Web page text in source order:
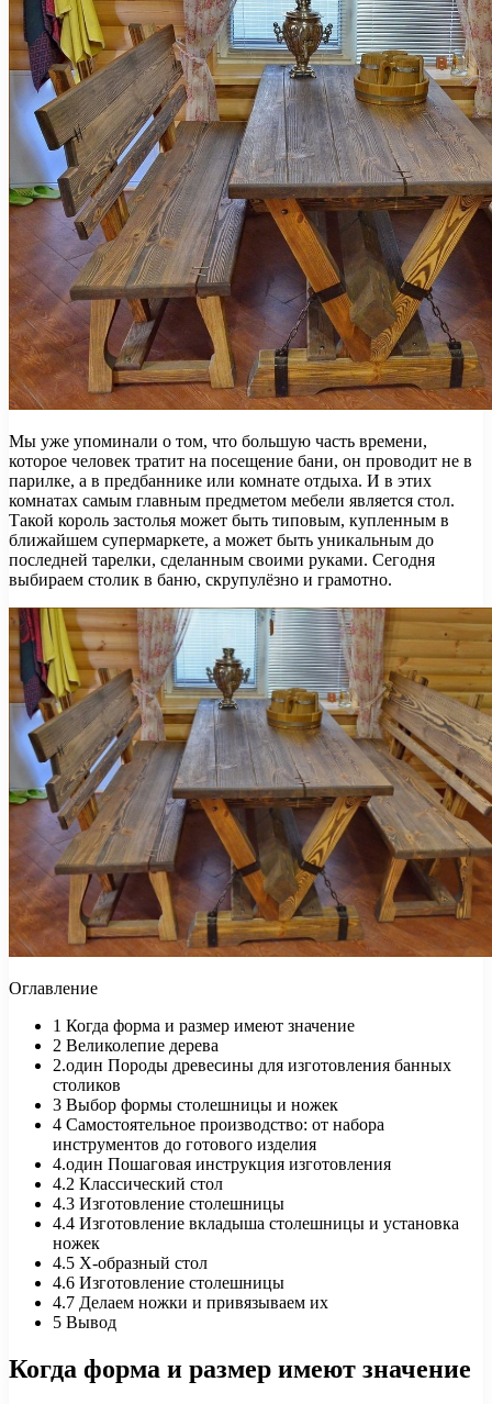
Мы уже упоминали о том, что большую часть времени,
которое человек тратит на посещение бани, он проводит не в
парилке, а в предбаннике или комнате отдыха. И в этих
комнатах самым главным предметом мебели является стол.
Такой король застолья может быть типовым, купленным в
ближайшем супермаркете, а может быть уникальным до
последней тарелки, сделанным своими руками. Сегодня
выбираем столик в баню, скрупулёзно и грамотно.
Оглавление
1 Когда форма и размер имеют значение
2 Великолепие дерева
2.один Породы древесины для изготовления банных
столиков
3 Выбор формы столешницы и ножек
4 Самостоятельное производство: от набора
инструментов до готового изделия
4.один Пошаговая инструкция изготовления
4.2 Классический стол
4.3 Изготовление столешницы
4.4 Изготовление вкладыша столешницы и установка
ножек
4.5 Х-образный стол
4.6 Изготовление столешницы
4.7 Делаем ножки и привязываем их
5 Вывод
Когда форма и размер имеют значение